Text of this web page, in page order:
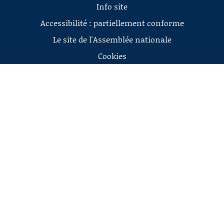
Info site
Accessibilité : partiellement conforme
Le site de l'Assemblée nationale
Cookies